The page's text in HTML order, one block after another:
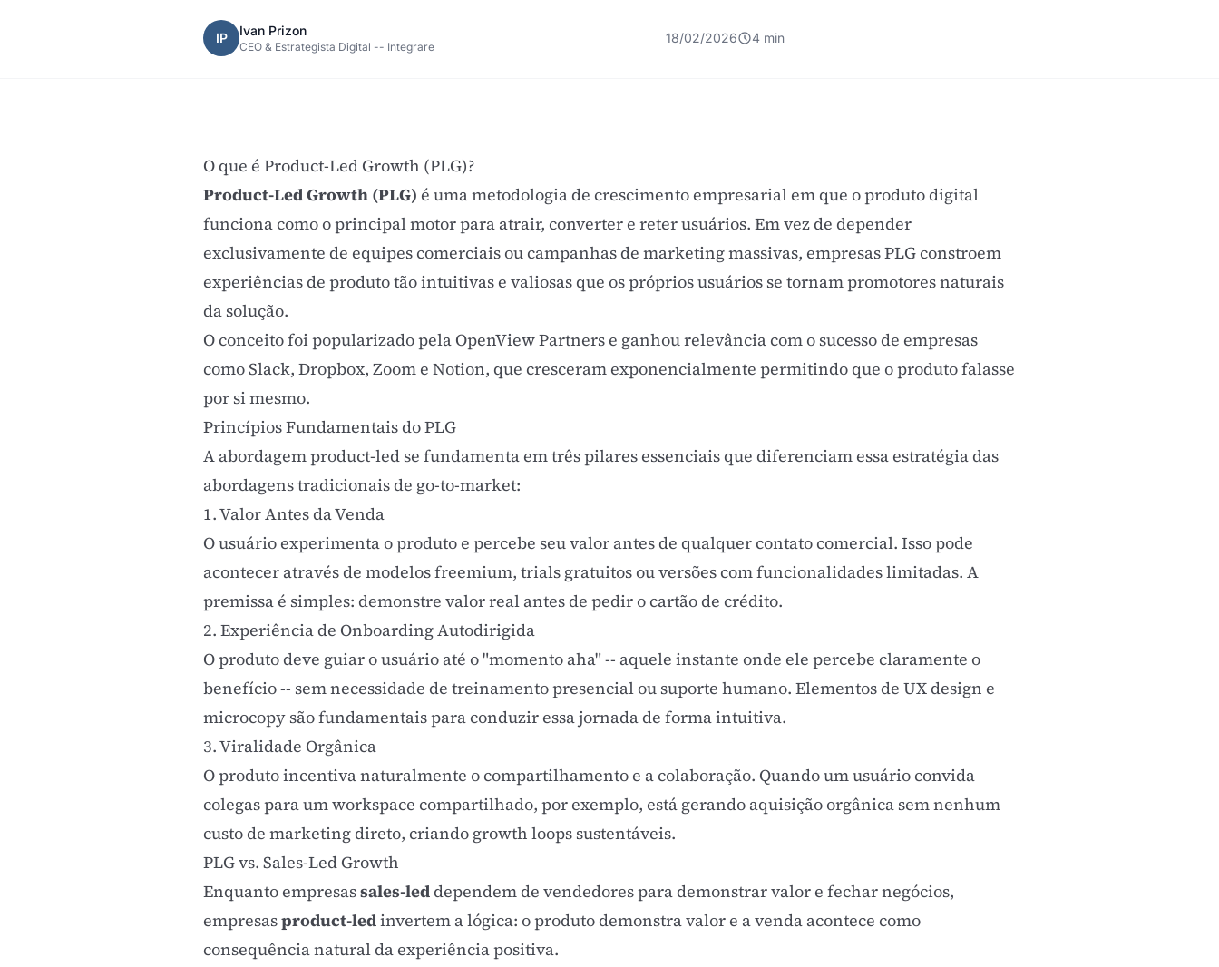
IP Ivan Prizon
CEO & Estrategista Digital -- Integrare
18/02/2026 4 min
O que é Product-Led Growth (PLG)?
Product-Led Growth (PLG) é uma metodologia de crescimento empresarial em que o produto digital
funciona como o principal motor para atrair, converter e reter usuários. Em vez de depender
exclusivamente de equipes comerciais ou campanhas de marketing massivas, empresas PLG constroem
experiências de produto tão intuitivas e valiosas que os próprios usuários se tornam promotores naturais
da solução.
O conceito foi popularizado pela OpenView Partnerse ganhou relevância com o sucesso de empresas
como Slack, Dropbox, Zoom e Notion, que cresceram exponencialmente permitindo que o produto falasse
por si mesmo.
Princípios Fundamentais do PLG
A abordagem product-led se fundamenta em três pilares essenciais que diferenciam essa estratégia das
abordagens tradicionais de go-to-market:
1. Valor Antes da Venda
O usuário experimenta o produto e percebe seu valor antes de qualquer contato comercial. Isso pode
acontecer através de modelosfreemium, trials gratuitos ou versões com funcionalidades limitadas. A
premissa é simples: demonstre valor real antes de pedir o cartão de crédito.
2. Experiência de Onboarding Autodirigida
O produto deve guiar o usuário até o "momento aha" -- aquele instante onde ele percebe claramente o
benefício -- sem necessidade de treinamento presencial ou suporte humano. Elementos de UX design e
microcopy são fundamentais para conduzir essa jornada de forma intuitiva.
3. Viralidade Orgânica
O produto incentiva naturalmente o compartilhamento e a colaboração. Quando um usuário convida
colegas para um workspace compartilhado, por exemplo, está gerando aquisição orgânica sem nenhum
custo de marketing direto, criando growth loops sustentáveis.
PLG vs. Sales-Led Growth
Enquanto empresassales-leddependem de vendedores para demonstrar valor e fechar negócios,
empresasproduct-ledinvertem a lógica: o produto demonstra valor e a venda acontece como
consequência natural da experiência positiva.